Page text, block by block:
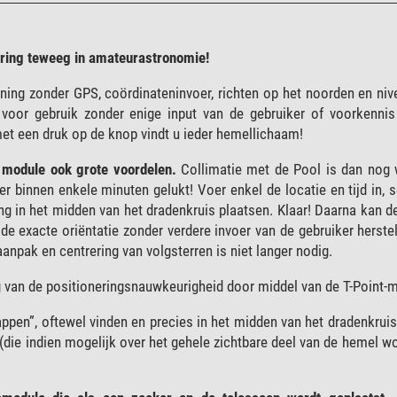
teweeg in amateurastronomie!
zonder GPS, coördinateninvoer, richten op het noorden en
gebruik zonder enige input van de gebruiker of
een druk op de knop vindt u ieder hemellichaam!
ook grote voordelen. Collimatie met de Pool is dan nog
binnen enkele minuten gelukt! Voer enkel de locatie en tijd in,
het midden van het dradenkruis plaatsen. Klaar! Daarna kan
exacte oriëntatie zonder verdere invoer van de gebruiker
en centrering van volgsterren is niet langer nodig.
de positioneringsnauwkeurigheid door middel van de T-Point-
oftewel vinden en precies in het midden van het
indien mogelijk over het gehele zichtbare deel van de hemel